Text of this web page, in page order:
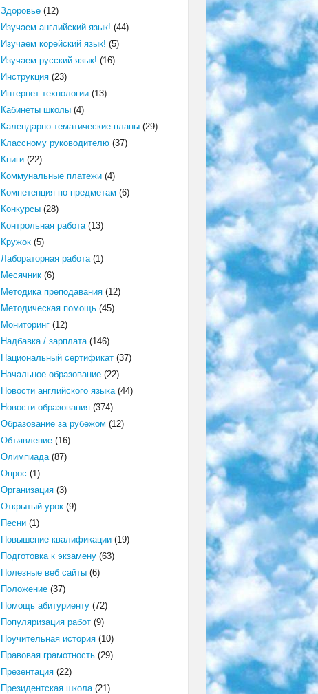
Здоровье(12)
Изучаем английский язык! (44)
Изучаем корейский язык! (5)
Изучаем русский язык! (16)
Инструкция(23)
Интернет технологии(13)
Кабинеты школы(4)
Календарно-тематические планы(29)
Классному руководителю(37)
Книги(22)
Коммунальные платежи(4)
Компетенция по предметам (6)
Конкурсы(28)
Контрольная работа(13)
Кружок(5)
Лабораторная работа(1)
Месячник(6)
Методика преподавания(12)
Методическая помощь(45)
Мониторинг(12)
Надбавка / зарплата(146)
Национальный сертификат(37)
Начальное образование(22)
Новости английского языка(44)
Новости образования(374)
Образование за рубежом (12)
Объявление(16)
Олимпиада(87)
Опрос (1)
Организация(3)
Открытый урок(9)
Песни(1)
Повышение квалификации(19)
Подготовка к экзамену(63)
Полезные веб сайты(6)
Положение(37)
Помощь абитуриенту(72)
Популяризация работ(9)
Поучительная история(10)
Правовая грамотность(29)
Презентация(22)
Президентская школа(21)